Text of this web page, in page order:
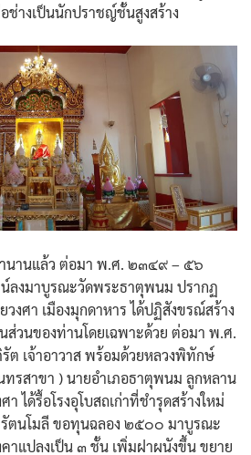
างเป็นนักปราชญ์ชั้นสูงสร้าง
านานแล้ว ต่อมา พ.ศ. ๒๓๔๙ – ๕๖
น์ลงมาบูรณะวัดพระธาตุพนม ปรากฏ
งศา เมืองมุกดาหาร ได้ปฏิสังขรณ์สร้าง
ส่วนของท่านโดยเฉพาะด้วย ต่อมา พ.ศ.
เจ้าอาวาส พร้อมด้วยหลวงพิทักษ์
รสาขา ) นายอำเภอธาตุพนม ลูกหลาน
ได้รื้อโรงอุโบสถเก่าที่ชำรุดสร้างใหม่
ตนโมลี ขอทุนฉลอง ๒๕๐๐ มาบูรณะ
คาแปลงเป็น ๓ ชั้น เพิ่มฝาผนังขึ้น ขยาย